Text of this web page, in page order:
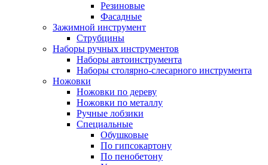
Резиновые
Фасадные
Зажимной инструмент
Струбцины
Наборы ручных инструментов
Наборы автоинструмента
Наборы столярно-слесарного инструмента
Ножовки
Ножовки по дереву
Ножовки по металлу
Ручные лобзики
Специальные
Обушковые
По гипсокартону
По пенобетону